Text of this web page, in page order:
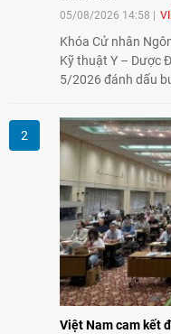
05/08/2026 14:58
Khóa Cử nhân
Kỹ thuật Y – Dược
5/2026 đánh dấu
tại Việt Nam.
Việt Nam cam kết